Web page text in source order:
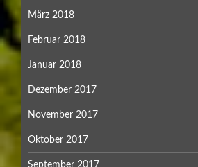
März 2018
Februar 2018
Januar 2018
Dezember 2017
November 2017
Oktober 2017
September 2017